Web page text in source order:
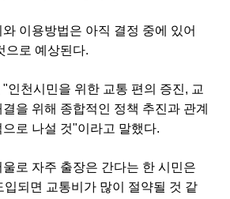
이용방법은 아직 결정 중에 있어
으로 예상된다.
인천시민을 위한 교통 편의 증진, 교
을 위해 종합적인 정책 추진과 관계
로 나설 것"이라고 말했다.
로 자주 출장은 간다는 한 시민은
되면 교통비가 많이 절약될 것 같